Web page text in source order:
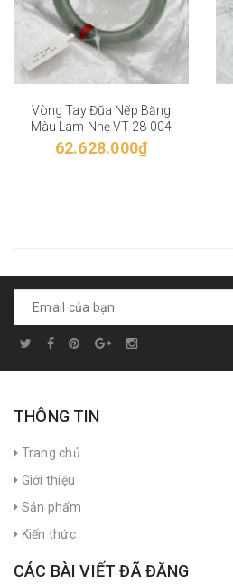
Vòng Tay Đũa Nếp Băng
Màu Lam Nhẹ VT-28-004
62.628.000₫
THÔNG TIN
Trang chủ
Giới thiệu
Sản phẩm
Kiến thức
CÁC BÀI VIẾT ĐÃ ĐĂNG